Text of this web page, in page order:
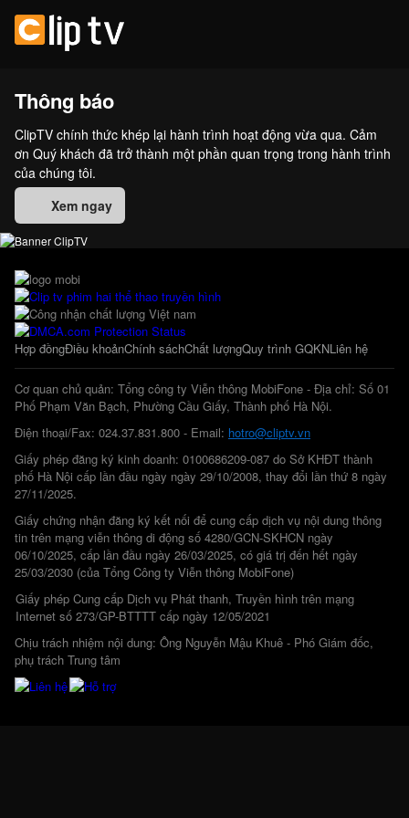
Thông báo
ClipTV chính thức khép lại hành trình hoạt động vừa qua. Cảm
ơn Quý khách đã trở thành một phần quan trọng trong hành trình
của chúng tôi.
Xem ngay
Hợp đồngĐiều khoảnChính sáchChất lượngQuy trình GQKNLiên hệ
Cơ quan chủ quản: Tổng công ty Viễn thông MobiFone - Địa chỉ: Số 01
Phố Phạm Văn Bạch, Phường Cầu Giấy, Thành phố Hà Nội.
Điện thoại/Fax: 024.37.831.800 - Email: hotro@cliptv.vn
Giấy phép đăng ký kinh doanh: 0100686209-087 do Sở KHĐT thành
phố Hà Nội cấp lần đầu ngày ngày 29/10/2008, thay đổi lần thứ 8 ngày
27/11/2025.
Giấy chứng nhận đăng ký kết nối để cung cấp dịch vụ nội dung thông
tin trên mạng viễn thông di động số 4280/GCN-SKHCN ngày
06/10/2025, cấp lần đầu ngày 26/03/2025, có giá trị đến hết ngày
25/03/2030 (của Tổng Công ty Viễn thông MobiFone)
Giấy phép Cung cấp Dịch vụ Phát thanh, Truyền hình trên mạng
Internet số 273/GP-BTTTT cấp ngày 12/05/2021
Chịu trách nhiệm nội dung: Ông Nguyễn Mậu Khuê - Phó Giám đốc,
phụ trách Trung tâm